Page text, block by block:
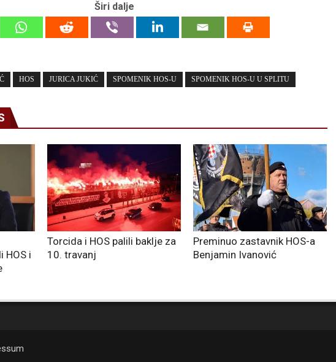
Širi dalje
HOS JURICA JUKIĆ SPOMENIK HOS-U SPOMENIK HOS-U U SPLITU
HOS i
Torcida i HOS palili baklje za
10. travanj
Preminuo zastavnik HOS-a
Benjamin Ivanović